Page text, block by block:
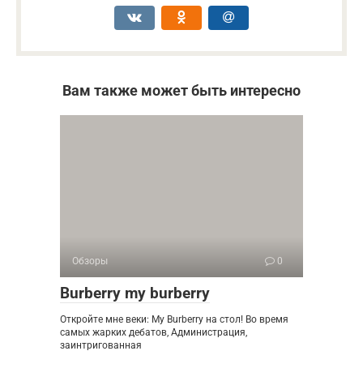
Вам также может быть интересно
Обзоры 0
Burberry my burberry
Откройте мне веки: My Burberry на стол! Во время
самых жарких дебатов, Администрация,
заинтригованная